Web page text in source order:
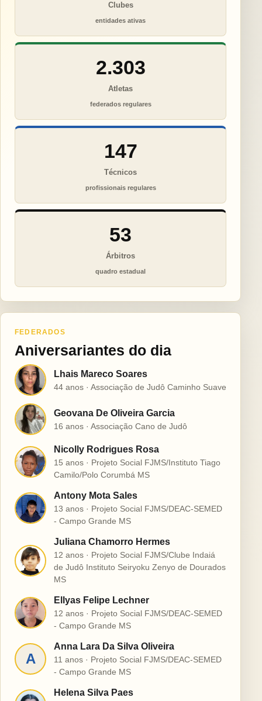
Clubes
entidades ativas
2.303
Atletas
federados regulares
147
Técnicos
profissionais regulares
53
Árbitros
quadro estadual
FEDERADOS
Aniversariantes do dia
L Lhais Mareco Soares
44 anos · Associação de Judô Caminho Suave
G Geovana De Oliveira Garcia
16 anos · Associação Cano de Judô
N
Nicolly Rodrigues Rosa
15 anos · Projeto Social FJMS/Instituto Tiago
Camilo/Polo Corumbá MS
A
Antony Mota Sales
13 anos · Projeto Social FJMS/DEAC-SEMED
- Campo Grande MS
J
Juliana Chamorro Hermes
12 anos · Projeto Social FJMS/Clube Indaiá
de Judô Instituto Seiryoku Zenyo de Dourados
MS
E
Ellyas Felipe Lechner
12 anos · Projeto Social FJMS/DEAC-SEMED
- Campo Grande MS
A
Anna Lara Da Silva Oliveira
11 anos · Projeto Social FJMS/DEAC-SEMED
- Campo Grande MS
Helena Silva Paes